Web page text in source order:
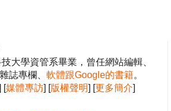
大學資管系畢業，曾任網站編輯、
誌專欄、 軟體跟Google的書籍。
[媒體專訪] [版權聲明] [更多簡介]